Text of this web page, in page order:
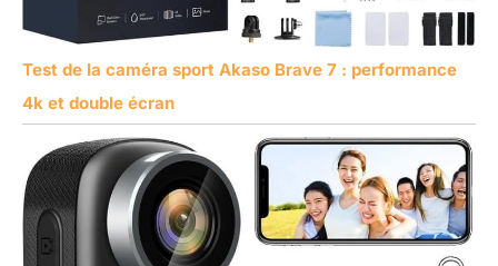
Test de la caméra sport Akaso Brave 7 : performance
4k et double écran